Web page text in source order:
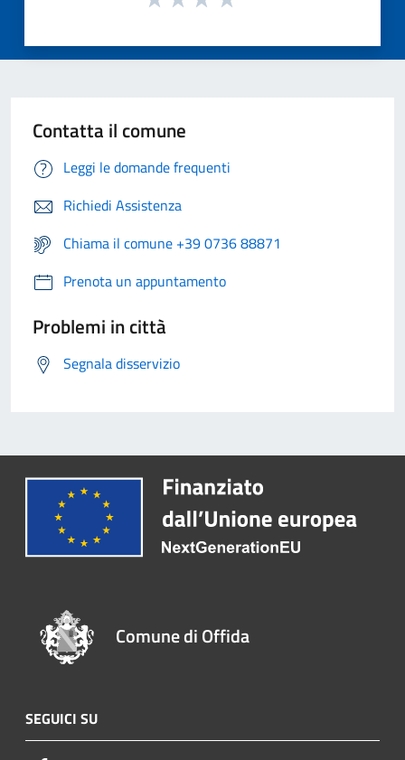
Contatta il comune
Leggi le domande frequenti
Richiedi Assistenza
Chiama il comune +39 0736 88871
Prenota un appuntamento
Problemi in città
Segnala disservizio
Comune di Offida
SEGUICI SU